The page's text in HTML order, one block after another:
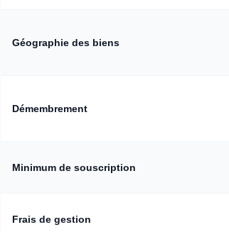
Géographie des biens
Démembrement
Minimum de souscription
Frais de gestion